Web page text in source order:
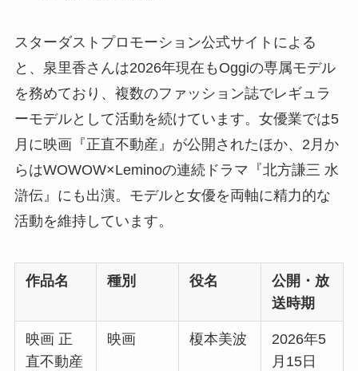
スターダストプロモーション公式サイトによる
と、泉里香さんは2026年現在もOggiの専属モデル
を務めており、複数のファッション誌でレギュラ
ーモデルとして活動を続けています。女優業では5
月に映画『正直不動産』が公開されたほか、2月か
らはWOWOW×Leminoの連続ドラマ『北方謙三 水
滸伝』にも出演。モデルと女優を両軸に精力的な
活動を維持しています。
作品名 種別 役名
公開・放
送時期
映画 正
直不動産
映画 榎本美波
2026年5
月15日